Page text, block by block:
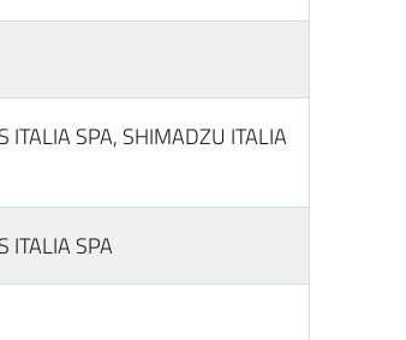
ITALIA SPA, SHIMADZU ITALIA
ITALIA SPA